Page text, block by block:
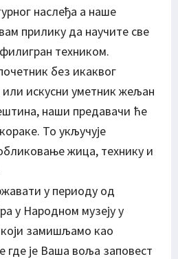
наслеђа а наше
прилику да научите све
техником.
без икаквог
или искусни уметник жељан
наши предавачи ће
То укључује
жица, технику и
у периоду од
у Народном музеју у
замишљамо као
где је Ваша воља заповест